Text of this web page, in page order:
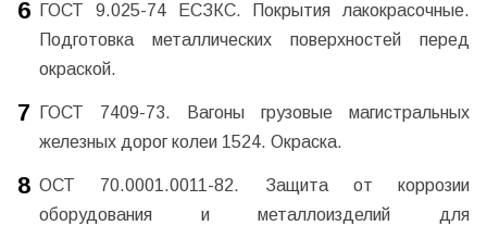
ГОСТ 9.025-74 ЕСЗКС. Покрытия лакокрасочные.
Подготовка металлических поверхностей перед
окраской.
ГОСТ 7409-73. Вагоны грузовые магистральных
железных дорог колеи 1524. Окраска.
ОСТ 70.0001.0011-82. Защита от коррозии
оборудования и металлоизделий для